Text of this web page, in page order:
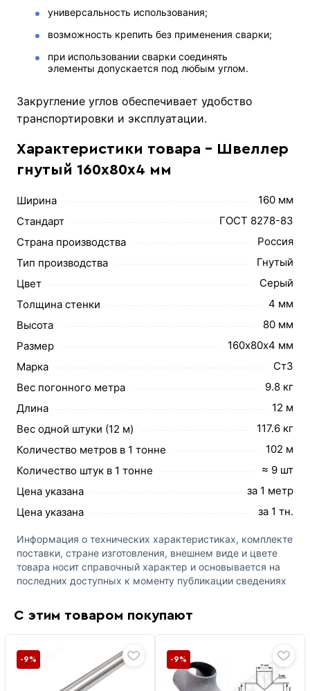
универсальность использования;
возможность крепить без применения сварки;
при использовании сварки соединять
элементы допускается под любым углом.
Закругление углов обеспечивает удобство
транспортировки и эксплуатации.
Характеристики товара - Швеллер
гнутый 160х80х4 мм
Ширина
160 мм
Стандарт
ГОСТ 8278-83
Страна производства
Россия
Тип производства
Гнутый
Цвет
Серый
Толщина стенки
4 мм
Высота
80 мм
Размер
160х80х4 мм
Марка
Ст3
Вес погонного метра
9.8 кг
Длина
12 м
Вес одной штуки (12 м)
117.6 кг
Количество метров в 1 тонне
102 м
Количество штук в 1 тонне
≈ 9 шт
Цена указана
за 1 метр
Цена указана
за 1 тн.
Информация о технических характеристиках, комплекте
поставки, стране изготовления, внешнем виде и цвете
товара носит справочный характер и основывается на
последних доступных к моменту публикации сведениях
С этим товаром покупают
-9% -9%